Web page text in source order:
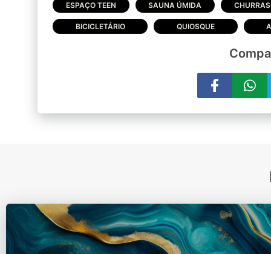
ESPAÇO TEEN SAUNA ÚMIDA
BICICLETÁRIO QUIOSQUE